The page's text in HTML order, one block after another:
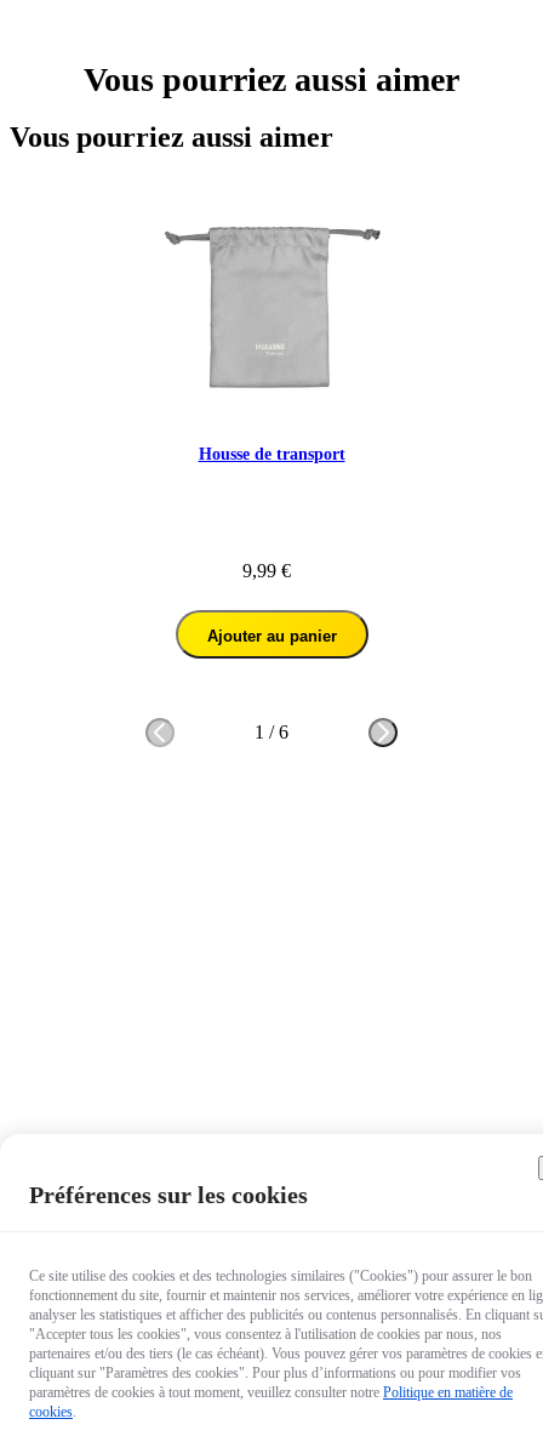
Vous pourriez aussi aimer
Vous pourriez aussi aimer
Housse de transport
9,99 €
Ajouter au panier
1 /6
Préférences sur les cookies
Ce site utilise des cookies et des technologies similaires ("Cookies") pour assurer le bon
fonctionnement du site, fournir et maintenir nos services, améliorer votre expérience en
analyser les statistiques et afficher des publicités ou contenus personnalisés. En cliquant
"Accepter tous les cookies", vous consentez à l'utilisation de cookies par nous, nos
partenaires et/ou des tiers (le cas échéant). Vous pouvez gérer vos paramètres de cookies
cliquant sur "Paramètres des cookies". Pour plus d’informations ou pour modifier vos
paramètres de cookies à tout moment, veuillez consulter notre Politique en matière de
cookies.